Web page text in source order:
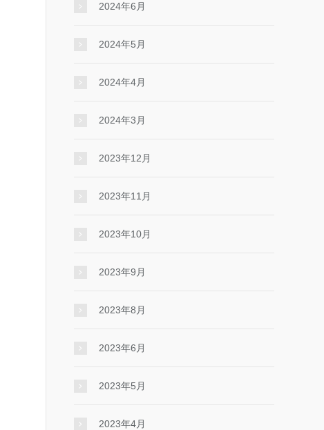
2024年6月
2024年5月
2024年4月
2024年3月
2023年12月
2023年11月
2023年10月
2023年9月
2023年8月
2023年6月
2023年5月
2023年4月